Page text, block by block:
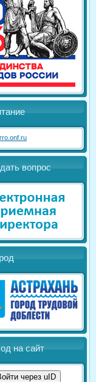
вопрос
на сайт
через uID